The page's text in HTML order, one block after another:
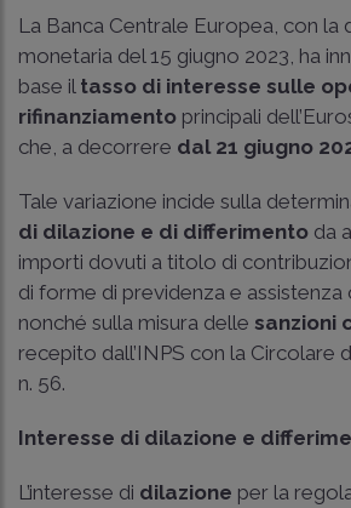
La Banca Centrale Europea, con la
monetaria del 15 giugno 2023, ha
base il tasso di interesse sulle
rifinanziamento principali
che, a decorrere dal 21 giugno
Tale variazione incide sulla
di dilazione e di differimento da
importi dovuti a titolo di
di forme di previdenza e assistenza
nonché sulla misura delle sanzioni
recepito dall’INPS con la Circolare
n. 56.
Interesse di dilazione e
L’interesse di dilazione per la